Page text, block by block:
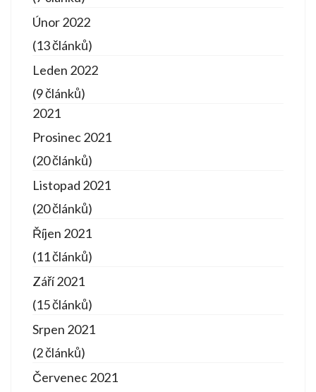
Únor 2022
(13 článků)
Leden 2022
(9 článků)
2021
Prosinec 2021
(20 článků)
Listopad 2021
(20 článků)
Říjen 2021
(11 článků)
Září 2021
(15 článků)
Srpen 2021
(2 článků)
Červenec 2021